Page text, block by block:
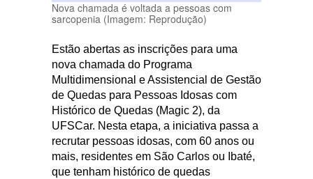
Nova chamada é voltada a pessoas com
sarcopenia (Imagem: Reprodução)
Estão abertas as inscrições para uma
nova chamada do Programa
Multidimensional e Assistencial de Gestão
de Quedas para Pessoas Idosas com
Histórico de Quedas (Magic 2), da
UFSCar. Nesta etapa, a iniciativa passa a
recrutar pessoas idosas, com 60 anos ou
mais, residentes em São Carlos ou Ibaté,
que tenham histórico de quedas